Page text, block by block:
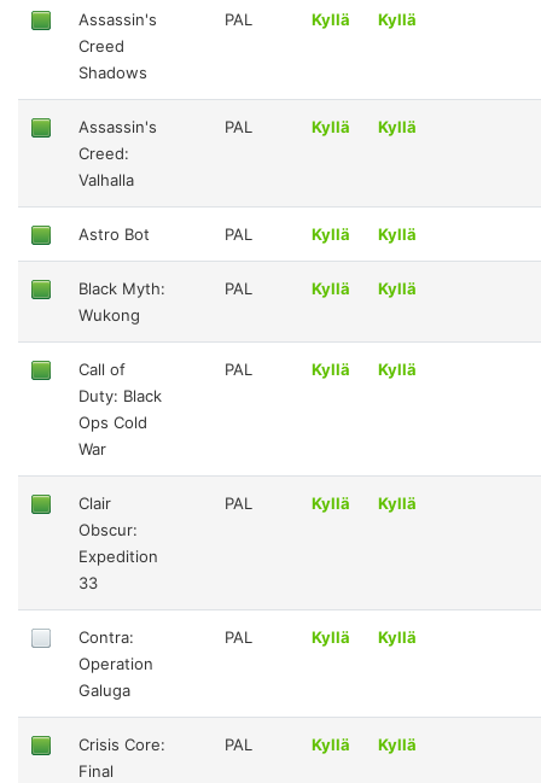
Assassin's
Creed
Shadows
PAL Kyllä Kyllä
Assassin's
Creed:
Valhalla
PAL Kyllä Kyllä
Astro Bot PAL Kyllä Kyllä
Black Myth:
Wukong
PAL Kyllä Kyllä
Call of
Duty: Black
Ops Cold
War
PAL Kyllä Kyllä
Clair
Obscur:
Expedition
33
PAL Kyllä Kyllä
Contra:
Operation
Galuga
PAL Kyllä Kyllä
Crisis Core:
Final
PAL Kyllä Kyllä